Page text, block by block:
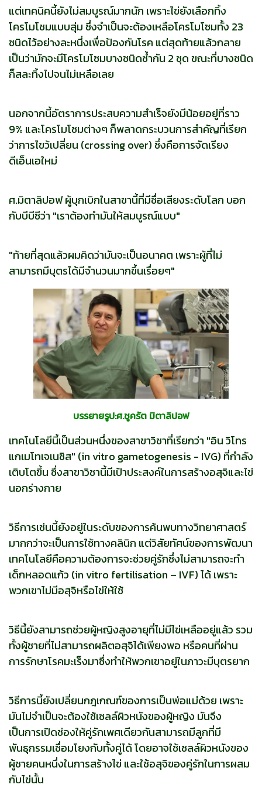
แต่เทคนิคนี้ยังไม่สมบูรณ์มากนัก เพราะไข่ยังเลือกทิ้ง
โครโมโซมแบบสุ่ม ซึ่งจำเป็นจะต้องเหลือโครโมโซมทั้ง 23
ชนิดไว้อย่างละหนึ่งเพื่อป้องกันโรค แต่สุดท้ายแล้วกลาย
เป็นว่ามักจะมีโครโมโซมบางชนิดซ้ำกัน 2 ชุด ขณะที่บางชนิด
ก็สละทิ้งไปจนไม่เหลือเลย
นอกจากนี้อัตราการประสบความสำเร็จยังมีน้อยอยู่ที่ราว
9% และโครโมโซมต่างๆ ก็พลาดกระบวนการสำคัญที่เรียก
ว่าการไขว้เปลี่ยน (crossing over) ซึ่งคือการจัดเรียง
ดีเอ็นเอใหม่
ศ.มิตาลิปอฟ ผู้บุกเบิกในสาขานี้ที่มีชื่อเสียงระดับโลก บอก
กับบีบีซีว่า "เราต้องทำมันให้สมบูรณ์แบบ"
"ท้ายที่สุดแล้วผมคิดว่ามันจะเป็นอนาคต เพราะผู้ที่ไม่
สามารถมีบุตรได้มีจำนวนมากขึ้นเรื่อยๆ"
บรรยายรูป:ศ.ชูครัต มิตาลิปอฟ
เทคโนโลยีนี้เป็นส่วนหนึ่งของสาขาวิชาที่เรียกว่า "อิน วิโทร
แกเมโทเจเนซิส" (in vitro gametogenesis - IVG) ที่กำลัง
เติบโตขึ้น ซึ่งสาขาวิชานี้มีเป้าประสงค์ในการสร้างอสุจิและไข่
นอกร่างกาย
วิธีการเช่นนี้ยังอยู่ในระดับของการค้นพบทางวิทยาศาสตร์
มากกว่าจะเป็นการใช้ทางคลินิก แต่วิสัยทัศน์ของการพัฒนา
เทคโนโลยีคือความต้องการจะช่วยคู่รักซึ่งไม่สามารถจะทำ
เด็กหลอดแก้ว (in vitro fertilisation – IVF) ได้ เพราะ
พวกเขาไม่มีอสุจิหรือไข่ให้ใช้
วิธีนี้ยังสามารถช่วยผู้หญิงสูงอายุที่ไม่มีไข่เหลืออยู่แล้ว รวม
ทั้งผู้ชายที่ไม่สามารถผลิตอสุจิได้เพียงพอ หรือคนที่ผ่าน
การรักษาโรคมะเร็งมาซึ่งทำให้พวกเขาอยู่ในภาวะมีบุตรยาก
วิธีการนี้ยังเปลี่ยนกฎเกณฑ์ของการเป็นพ่อแม่ด้วย เพราะ
มันไม่จำเป็นจะต้องใช้เซลล์ผิวหนังของผู้หญิง มันจึง
เป็นการเปิดช่องให้คู่รักเพศเดียวกันสามารถมีลูกที่มี
พันธุกรรมเชื่อมโยงกับทั้งคู่ได้ โดยอาจใช้เซลล์ผิวหนังของ
ผู้ชายคนหนึ่งในการสร้างไข่ และใช้อสุจิของคู่รักในการผสม
กับไข่นั้น